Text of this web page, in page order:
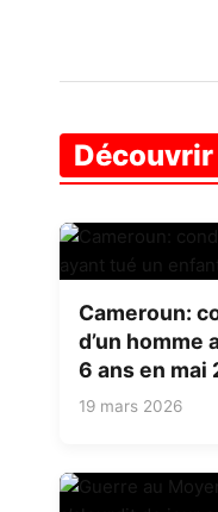
Cameroun:
d’un homme
6 ans en mai
19 mars 2026